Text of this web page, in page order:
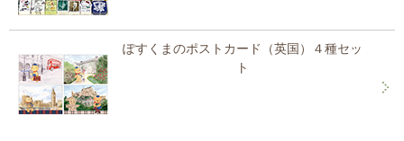
ぽすくまのポストカード（英国）４種セッ
ト